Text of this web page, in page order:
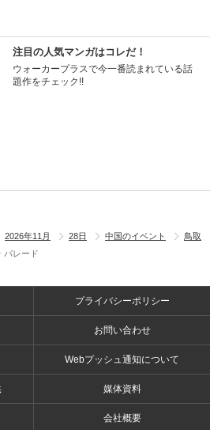
注目の人気マンガはコレだ！
ウォーカープラスで今一番読まれている話
題作をチェック!!
2026年11月 28日 中国のイベント
鳥取
パレード
プライバシーポリシー
お問い合わせ
Webプッシュ通知について
媒体資料
会社概要